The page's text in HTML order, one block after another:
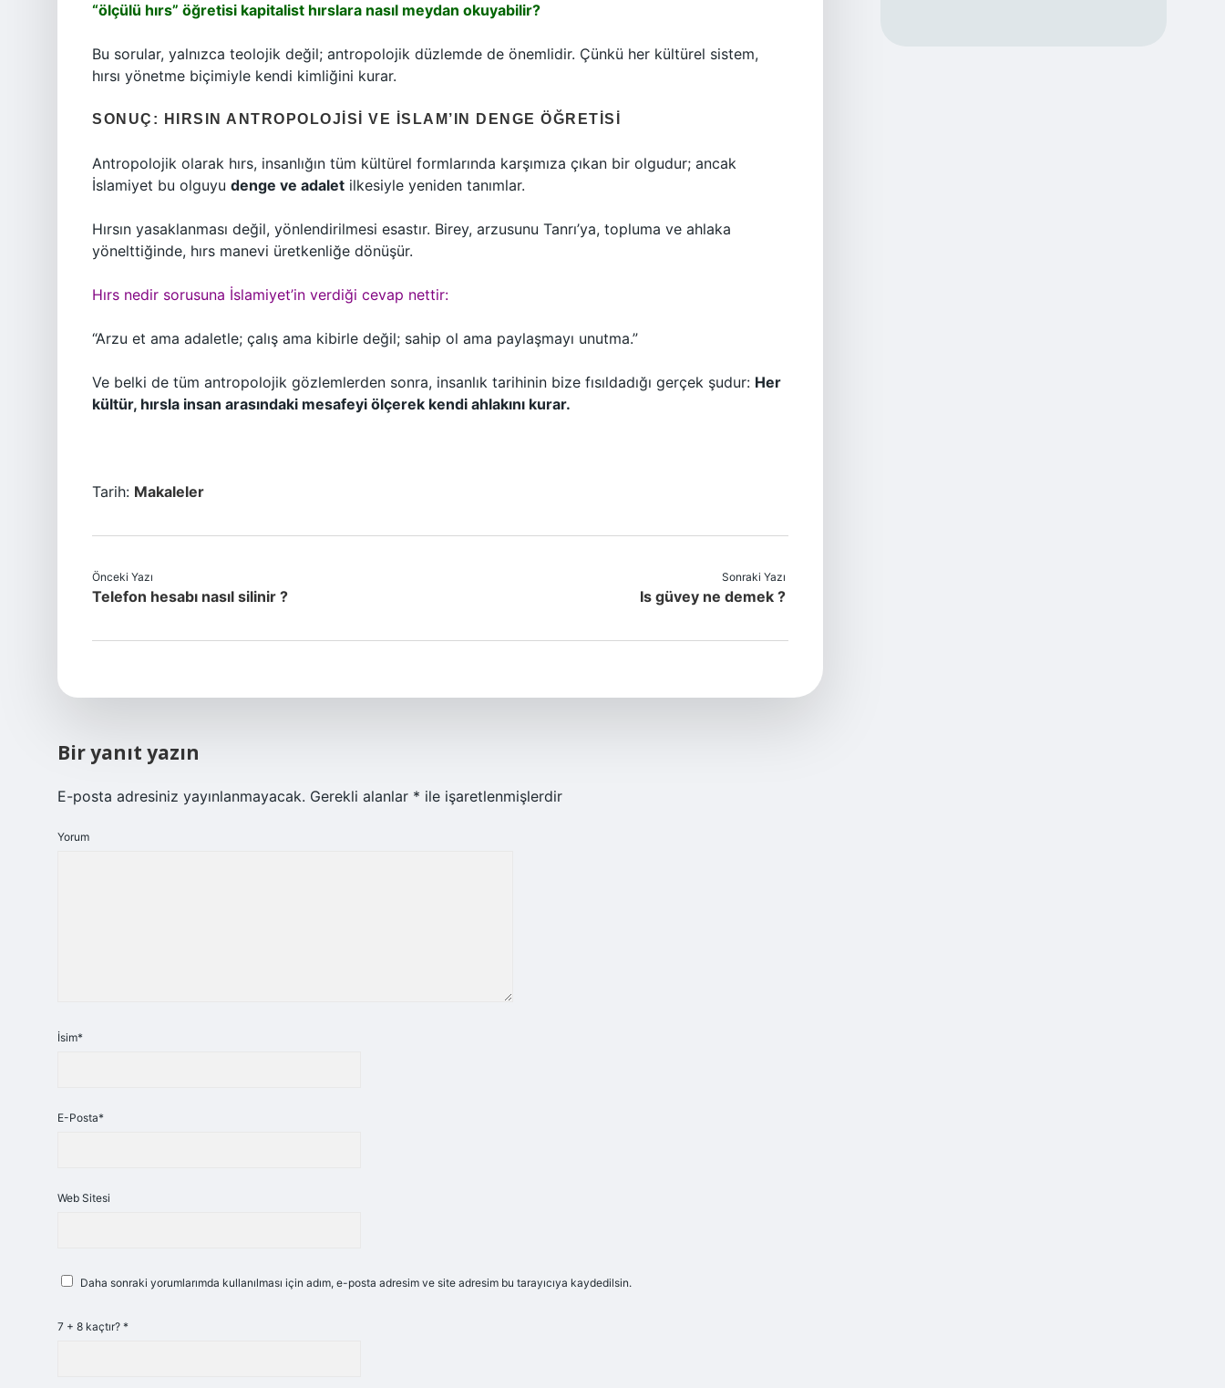
“ölçülü hırs” öğretisi kapitalist hırslara nasıl meydan okuyabilir?
Bu sorular, yalnızca teolojik değil; antropolojik düzlemde de önemlidir. Çünkü her kültürel sistem,
hırsı yönetme biçimiyle kendi kimliğini kurar.
SONUÇ: HIRSIN ANTROPOLOJISI VE İSLAM’IN DENGE ÖĞRETISI
Antropolojik olarak hırs, insanlığın tüm kültürel formlarında karşımıza çıkan bir olgudur; ancak
İslamiyet bu olguyu denge ve adalet ilkesiyle yeniden tanımlar.
Hırsın yasaklanması değil, yönlendirilmesi esastır. Birey, arzusunu Tanrı’ya, topluma ve ahlaka
yönelttiğinde, hırs manevi üretkenliğe dönüşür.
Hırs nedir sorusuna İslamiyet’in verdiği cevap nettir:
“Arzu et ama adaletle; çalış ama kibirle değil; sahip ol ama paylaşmayı unutma.”
Ve belki de tüm antropolojik gözlemlerden sonra, insanlık tarihinin bize fısıldadığı gerçek şudur: Her
kültür, hırsla insan arasındaki mesafeyi ölçerek kendi ahlakını kurar.
Tarih: Makaleler
Önceki Yazı
Telefon hesabı nasıl silinir ?
Sonraki Yazı
Is güvey ne demek ?
Bir yanıt yazın
E-posta adresiniz yayınlanmayacak. Gerekli alanlar * ile işaretlenmişlerdir
Yorum
İsim*
E-Posta*
Web Sitesi
Daha sonraki yorumlarımda kullanılması için adım, e-posta adresim ve site adresim bu tarayıcıya kaydedilsin.
7 + 8 kaçtır? *